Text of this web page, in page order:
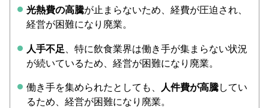
光熱費の高騰が止まらないため、経費が圧迫され、
経営が困難になり廃業。
人手不足 、特に飲食業界は働き手が集まらない状況
が続いているため、経営が困難になり廃業。
働き手を集められたとしても、 人件費が高騰してい
るため、経営が困難になり廃業。